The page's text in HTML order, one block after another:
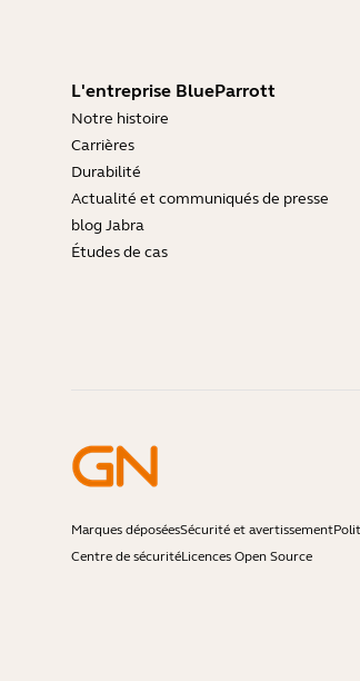
L'entreprise BlueParrott
Notre histoire
Carrières
Durabilité
Actualité et communiqués de presse
blog Jabra
Études de cas
Marques déposéesSécurité et avertissement
Centre de sécuritéLicences Open Source